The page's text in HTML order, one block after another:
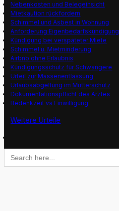
Nebenkosten und Belegeinsicht
Mietkaution rückfordern
Schimmel und Asbest in Wohnung
Anforderung Eigenbedarfskündigung
Kündigung bei verspäteter Miete
Schimmel u. Mietminderung
Airbnb ohne Erlaubnis
Kündigungsschutz für Schwangere
Urteil zur Massenentlassung
Urlaubsabgeltung im Mutterschutz
Dokumentationspflicht des Arztes
Bedenkzeit vs Einwilligung
Weitere Urteile
Search
for: